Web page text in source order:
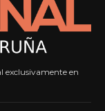
exclusivamente en